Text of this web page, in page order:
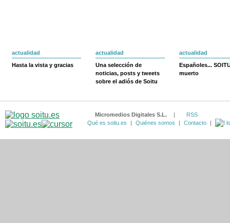
actualidad
Hasta la vista y gracias
actualidad
Una selección de
noticias, posts y tweets
sobre el adiós de Soitu
actualidad
Españoles...
muerto
Micromedios Digitales S.L. |
RSS
Qué es soitu.es
| Quiénes somos | Contacto |